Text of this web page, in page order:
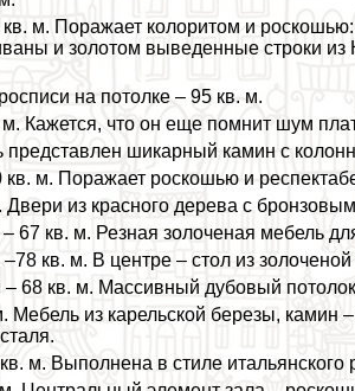
м. Поражает колоритом и
и золотом выведенные строки
на потолке – 95 кв. м.
Кажется, что он еще помнит шум
шикарный камин с
кв. м. Поражает роскошью и
из красного дерева с
67 кв. м. Резная золоченая мебель
кв. м. В центре – стол из
68 кв. м. Массивный дубовый
Мебель из карельской березы, камин
м. Выполнена в стиле итальянского